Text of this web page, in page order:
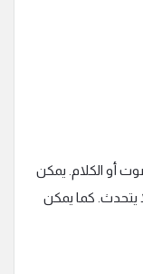
أو الكلام. يمكن
كما يمكن